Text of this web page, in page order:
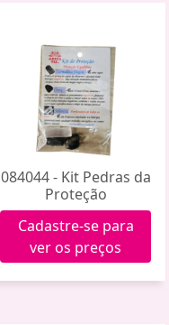
084044 - Kit Pedras da
Proteção
Cadastre-se para
ver os preços